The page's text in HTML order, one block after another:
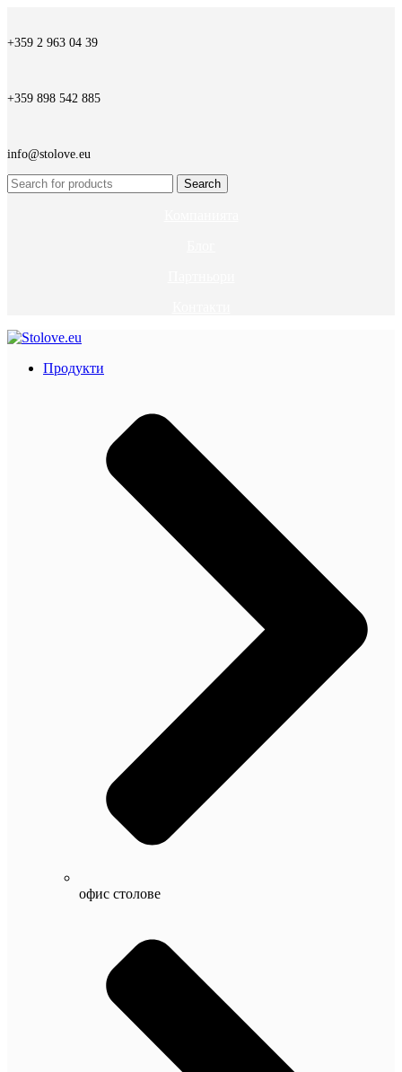
+359 2 963 04 39
+359 898 542 885
info@stolove.eu
Search
Продукти
офис столове